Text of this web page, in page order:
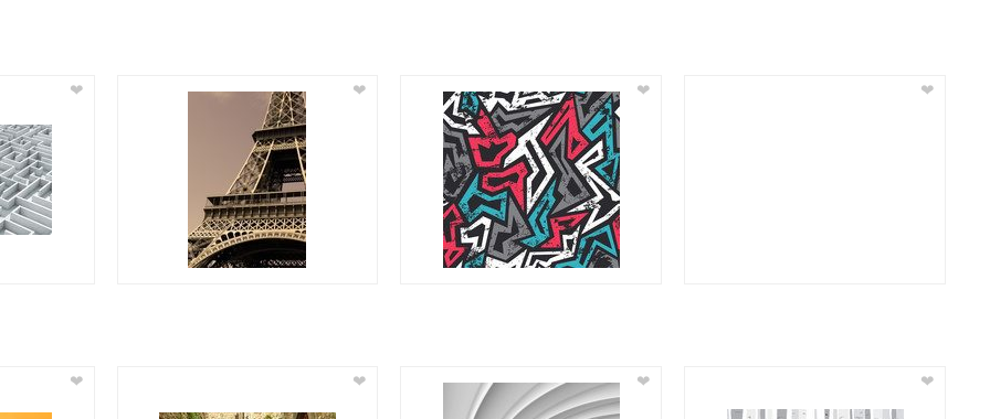
❤ ❤ ❤ ❤
❤ ❤ ❤ ❤